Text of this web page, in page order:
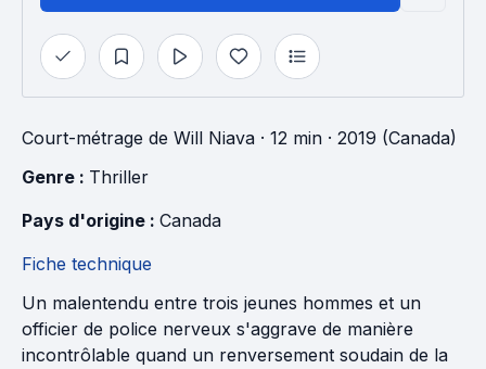
Court-métrage de Will Niava · 12 min · 2019 (Canada)
Genre : Thriller
Pays d'origine : Canada
Fiche technique
Un malentendu entre trois jeunes hommes et un
officier de police nerveux s'aggrave de manière
incontrôlable quand un renversement soudain de la